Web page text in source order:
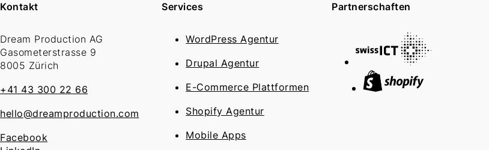
Kontakt
Dream Production AG
Gasometerstrasse 9
8005 Zürich
+41 43 300 22 66
hello@dreamproduction.com
Facebook
Services
WordPress Agentur
Drupal Agentur
E-Commerce Plattformen
Shopify Agentur
Mobile Apps
Partnerschaften